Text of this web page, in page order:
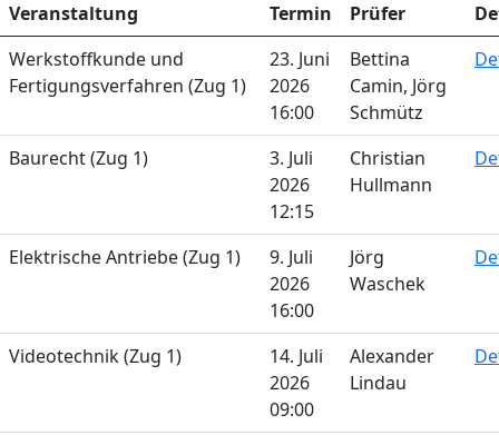
Veranstaltung Termin Prüfer
Werkstoffkunde und
Fertigungsverfahren (Zug 1)
23. Juni
2026
16:00
Bettina
Camin, Jörg
Schmütz
Baurecht (Zug 1)
3. Juli
2026
12:15
Christian
Hullmann
Elektrische Antriebe (Zug 1)
9. Juli
2026
16:00
Jörg
Waschek
Videotechnik (Zug 1)
14. Juli
2026
09:00
Alexander
Lindau